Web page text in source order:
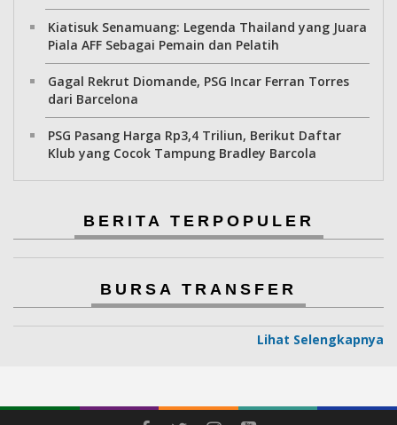
Kiatisuk Senamuang: Legenda Thailand yang Juara
Piala AFF Sebagai Pemain dan Pelatih
Gagal Rekrut Diomande, PSG Incar Ferran Torres
dari Barcelona
PSG Pasang Harga Rp3,4 Triliun, Berikut Daftar
Klub yang Cocok Tampung Bradley Barcola
BERITA TERPOPULER
BURSA TRANSFER
Lihat Selengkapnya